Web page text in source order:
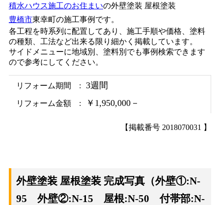
積水ハウス施工のお住まいの外壁塗装 屋根塗装
豊橋市東幸町の施工事例です。
各工程を時系列に配置してあり、施工手順や価格、塗料
の種類、工法など出来る限り細かく掲載しています。
サイドメニューに地域別、塗料別でも事例検索できます
ので参考にしてください。
リフォーム期間 3週間
リフォーム金額 ￥1,950,000－
【掲載番号 2018070031 】
外壁塗装 屋根塗装 完成写真（外壁①:N-
95 外壁②:N-15 屋根:N-50 付帯部:N-